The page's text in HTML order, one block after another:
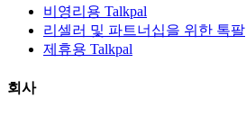
비영리용 Talkpal
리셀러 및 파트너십을 위한 톡팔
제휴용 Talkpal
회사